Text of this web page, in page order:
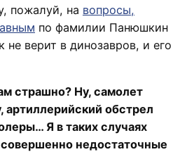
пожалуй, на вопросы,
по фамилии Панюшкин
не верит в динозавров, и его
страшно? Ну, самолет
артиллерийский обстрел
Я в таких случаях
недостаточные